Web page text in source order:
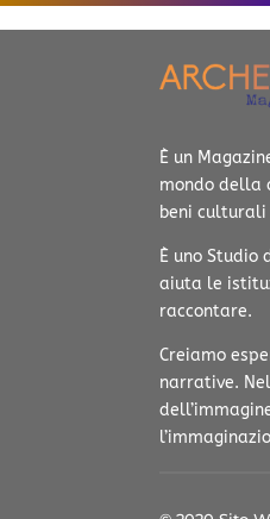
È un
mondo della
beni
È uno Studio
aiuta le
raccontare.
Creiamo
narrative.